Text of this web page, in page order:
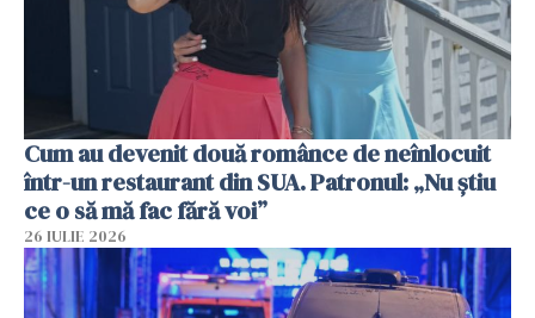
Cum au devenit două românce de neînlocuit
într-un restaurant din SUA. Patronul: „Nu știu
ce o să mă fac fără voi”
26 IULIE 2026